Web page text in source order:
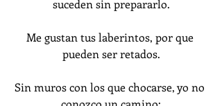
suceden sin prepararlo.
Me gustan tus laberintos, por que
pueden ser retados.
Sin muros con los que chocarse, yo no